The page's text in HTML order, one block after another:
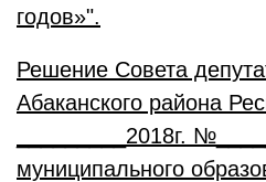
годов»".
Решение Совета
Абаканского района
_________2018г.
муниципального